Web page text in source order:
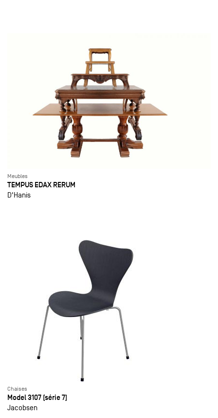
Meubles
TEMPUS EDAX RERUM
D'Hanis
Chaises
Model 3107 (série 7)
Jacobsen